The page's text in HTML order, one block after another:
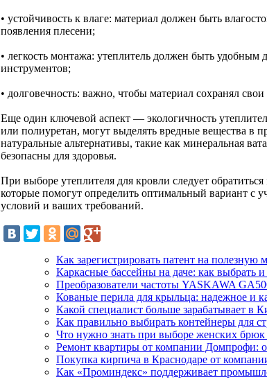
• устойчивость к влаге: материал должен быть
появления плесени;
• легкость монтажа: утеплитель должен быть удобным
инструментов;
• долговечность: важно, чтобы материал сохранял
Еще один ключевой аспект — экологичность
или полиуретан, могут выделять вредные вещества в
натуральные альтернативы, такие как минеральная
безопасны для здоровья.
При выборе утеплителя для кровли следует
которые помогут определить оптимальный вариант с
условий и ваших требований.
Как зарегистрировать патент на полезную
Каркасные бассейны на даче: как выбрать
Преобразователи частоты YASKAWA
Кованые перила для крыльца: надежное и
Какой специалист больше зарабатывает в
Как правильно выбирать контейнеры для
Что нужно знать при выборе женских брюк
Ремонт квартиры от компании Домпрофи:
Покупка кирпича в Краснодаре от
Как «Проминдекс» поддерживает